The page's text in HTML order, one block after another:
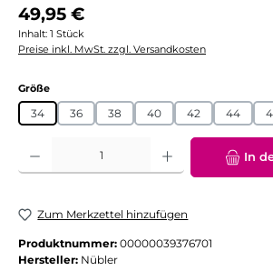
Regulärer Preis:
49,95 €
Inhalt: 1 Stück
Preise inkl. MwSt. zzgl. Versandkosten
Größeauswählen
34 36 38 40 42 44
Produkt Anzahl: Gib den gewünschten Wert ein
In
Zum Merkzettel hinzufügen
Produktnummer: 00000039376701
Hersteller: Nübler